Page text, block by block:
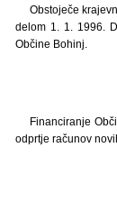
Obstoječe
delom 1. 1. 1996.
Občine Bohinj.
Financiranje
odprtje računov